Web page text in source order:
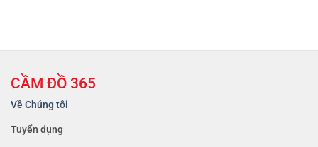
CẦM ĐỒ 365
Về Chúng tôi
Tuyển dụng